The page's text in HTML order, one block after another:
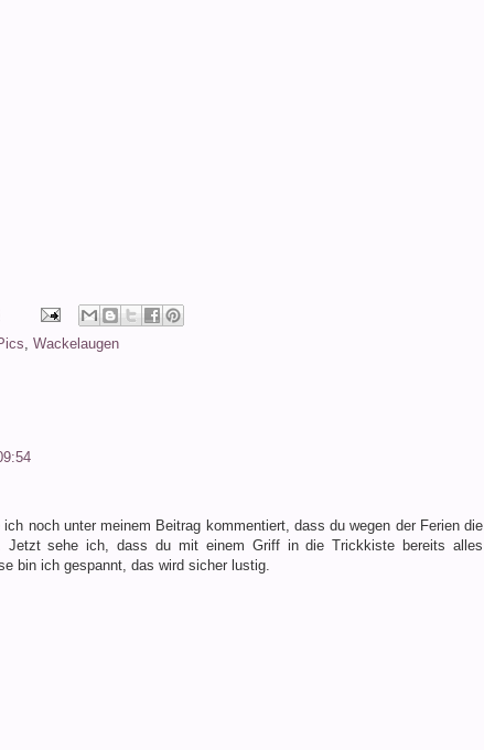
Wackelaugen
noch unter meinem Beitrag kommentiert, dass du wegen der Ferien die
Jetzt sehe ich, dass du mit einem Griff in die Trickkiste bereits alles
bin ich gespannt, das wird sicher lustig.